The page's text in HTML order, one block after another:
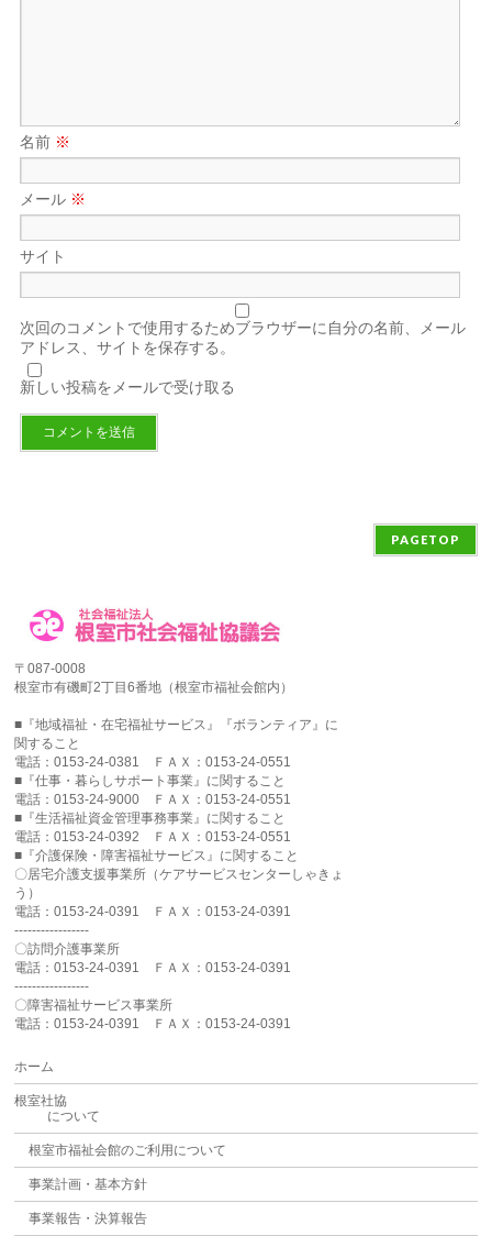
名前 ※
メール ※
サイト
次回のコメントで使用するためブラウザーに自分の名前、メール
アドレス、サイトを保存する。
新しい投稿をメールで受け取る
PAGETOP
〒087-0008
根室市有磯町2丁目6番地（根室市福祉会館内）
■『地域福祉・在宅福祉サービス』『ボランティア』に
関すること
電話：0153-24-0381 ＦＡＸ：0153-24-0551
■『仕事・暮らしサポート事業』に関すること
電話：0153-24-9000 ＦＡＸ：0153-24-0551
■『生活福祉資金管理事務事業』に関すること
電話：0153-24-0392 ＦＡＸ：0153-24-0551
■『介護保険・障害福祉サービス』に関すること
〇居宅介護支援事業所（ケアサービスセンターしゃきょ
う）
電話：0153-24-0391 ＦＡＸ：0153-24-0391
-----------------
〇訪問介護事業所
電話：0153-24-0391 ＦＡＸ：0153-24-0391
-----------------
〇障害福祉サービス事業所
電話：0153-24-0391 ＦＡＸ：0153-24-0391
ホーム
根室社協
について
根室市福祉会館のご利用について
事業計画・基本方針
事業報告・決算報告